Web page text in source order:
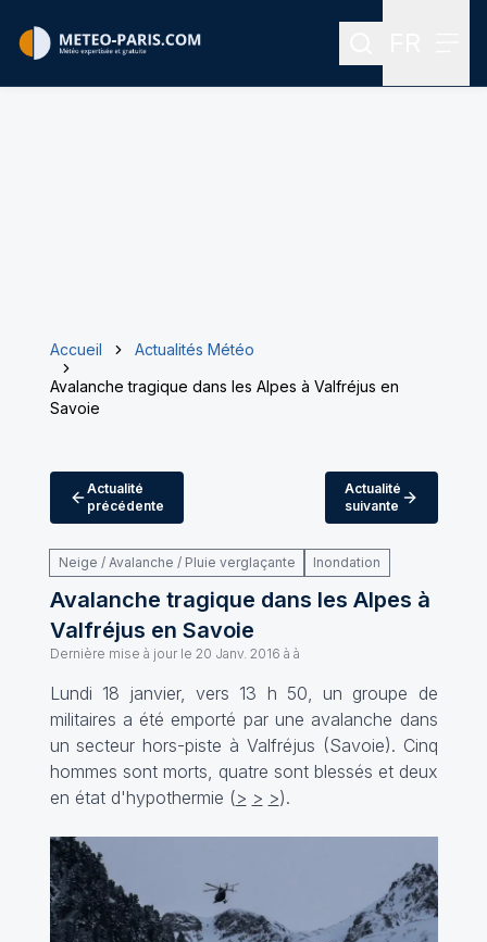
Rechercher
Accueil
Actualités Météo
Avalanche tragique dans les Alpes à Valfréjus en
Savoie
Actualité
précédente
Actualité
suivante
Neige / Avalanche / Pluie verglaçante Inondation
Avalanche tragique dans les Alpes à
Valfréjus en Savoie
Dernière mise à jour le 20 Janv. 2016 à à
Lundi 18 janvier, vers 13 h 50, un groupe de
militaires a été emporté par une avalanche dans
un secteur hors-piste à Valfréjus (Savoie). Cinq
hommes sont morts, quatre sont blessés et deux
en état d'hypothermie (> > >).